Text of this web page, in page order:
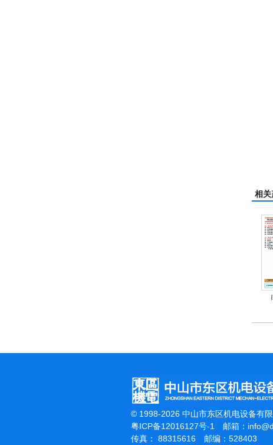
相关
© 1998-2026 中山市东区机电设备有限
粤ICP备12016127号-1
邮箱：
传真： 88315616 邮编：528403